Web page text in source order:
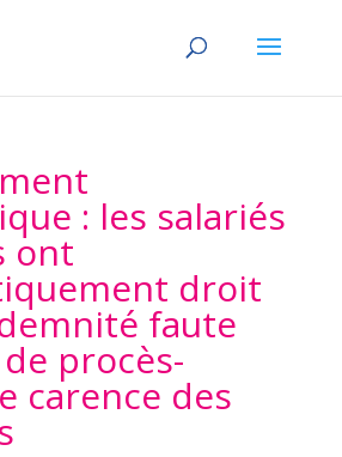
: les salariés
ont
droit
faute
de procès-
carence des